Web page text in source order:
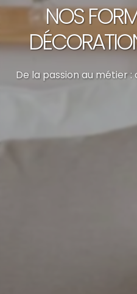
NOS
De la passion au métier